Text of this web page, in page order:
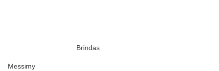
Brindas
Messimy